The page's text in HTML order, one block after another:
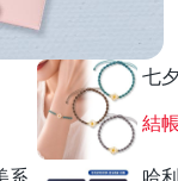
七
結